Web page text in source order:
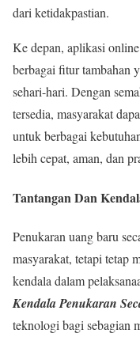
dari ketidakpastian.
Ke depan, aplikasi
berbagai fitur tambahan
sehari-hari. Dengan
tersedia, masyarakat
untuk berbagai
lebih cepat, aman, dan
Tantangan Dan
Penukaran uang baru
masyarakat, tetapi tetap
kendala dalam
Kendala Penukaran
teknologi bagi sebagian